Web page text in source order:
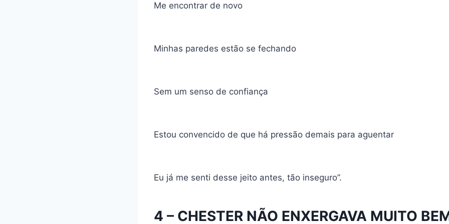
Me encontrar de novo
Minhas paredes estão se fechando
Sem um senso de confiança
Estou convencido de que há pressão demais para aguentar
Eu já me senti desse jeito antes, tão inseguro”.
4 – CHESTER NÃO ENXERGAVA MUITO